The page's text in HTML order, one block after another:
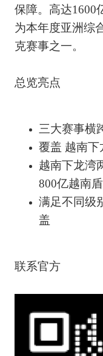
保障。高达1600
为本年度亚洲综
克赛事之一。
总览亮点
三大赛事横
覆盖 越南下
越南下龙湾
800亿越南盾
满足不同级
盖
联系官方